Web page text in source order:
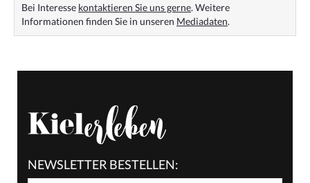
Bei Interesse kontaktieren Sie uns gerne. Weitere
Informationen finden Sie in unseren Mediadaten.
NEWSLETTER BESTELLEN: